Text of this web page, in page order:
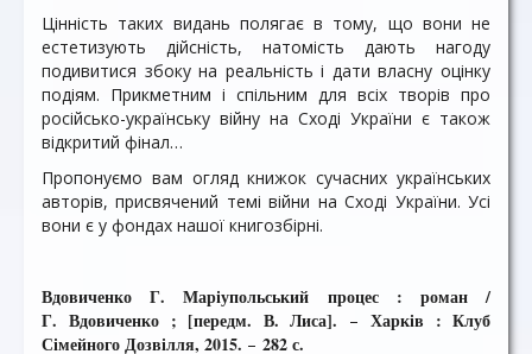
Цінність таких видань полягає в тому, що вони не
естетизують дійсність, натомість дають нагоду
подивитися збоку на реальність і дати власну оцінку
подіям. Прикметним і спільним для всіх творів про
російсько-українську війну на Сході України є також
відкритий фінал…
Пропонуємо вам огляд книжок сучасних українських
авторів, присвячений темі війни на Сході України. Усі
вони є у фондах нашої книгозбірні.
Вдовиченко Г. Маріупольський процес : роман /
Г. Вдовиченко ; [передм. В. Лиса].
– Харків : Клуб
Сімейного Дозвілля, 2015. – 282 с.